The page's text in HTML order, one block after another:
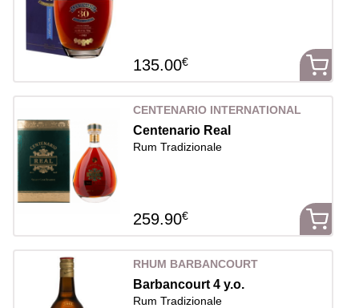
135.00€
CENTENARIO INTERNATIONAL
Centenario Real
Rum Tradizionale
259.90€
RHUM BARBANCOURT
Barbancourt 4 y.o.
Rum Tradizionale